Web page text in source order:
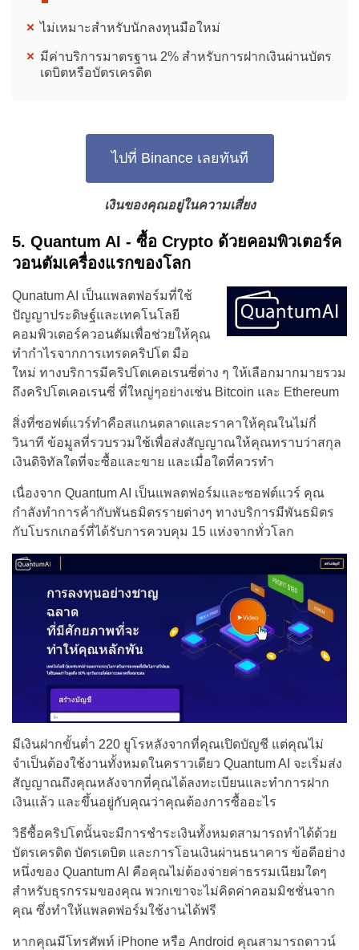
ไม่เหมาะสำหรับนักลงทุนมือใหม่
มีค่าบริการมาตรฐาน 2% สำหรับการฝากเงินผ่านบัตร
เดบิตหรือบัตรเครดิต
ไปที่ Binance เลยทันที
เงินของคุณอยู่ในความเสี่ยง
5. Quantum AI - ซื้อ Crypto ด้วยคอมพิวเตอร์ค
วอนตัมเครื่องแรกของโลก
Qunatum AI เป็นแพลตฟอร์มที่ใช้
ปัญญาประดิษฐ์และเทคโนโลยี
คอมพิวเตอร์ควอนตัมเพื่อช่วยให้คุณ
ทำกำไรจากการเทรดคริปโต มือ
ใหม่ ทางบริการมีคริปโตเคอเรนซี่ต่าง ๆ ให้เลือกมากมายรวม
ถึงคริปโตเคอเรนซี่ ที่ใหญ่ๆอย่างเช่น Bitcoin และ Ethereum
สิ่งที่ซอฟต์แวร์ทำคือสแกนตลาดและราคาให้คุณในไม่กี่
วินาที ข้อมูลที่รวบรวมใช้เพื่อส่งสัญญาณให้คุณทราบว่าสกุล
เงินดิจิทัลใดที่จะซื้อและขาย และเมื่อใดที่ควรทำ
เนื่องจาก Quantum AI เป็นแพลตฟอร์มและซอฟต์แวร์ คุณ
กำลังทำการค้ากับพันธมิตรรายต่างๆ ทางบริการมีพันธมิตร
กับโบรกเกอร์ที่ได้รับการควบคุม 15 แห่งจากทั่วโลก
มีเงินฝากขั้นต่ำ 220 ยูโรหลังจากที่คุณเปิดบัญชี แต่คุณไม่
จำเป็นต้องใช้งานทั้งหมดในคราวเดียว Quantum AI จะเริ่มส่ง
สัญญาณถึงคุณหลังจากที่คุณได้ลงทะเบียนและทำการฝาก
เงินแล้ว และขึ้นอยู่กับคุณว่าคุณต้องการซื้ออะไร
วิธีซื้อคริปโตนั้นจะมีการชำระเงินทั้งหมดสามารถทำได้ด้วย
บัตรเครดิต บัตรเดบิต และการโอนเงินผ่านธนาคาร ข้อดีอย่าง
หนึ่งของ Quantum AI คือคุณไม่ต้องจ่ายค่าธรรมเนียมใดๆ
สำหรับธุรกรรมของคุณ พวกเขาจะไม่คิดค่าคอมมิชชั่นจาก
คุณ ซึ่งทำให้แพลตฟอร์มใช้งานได้ฟรี
หากคุณมีโทรศัพท์ iPhone หรือ Android คุณสามารถดาวน์